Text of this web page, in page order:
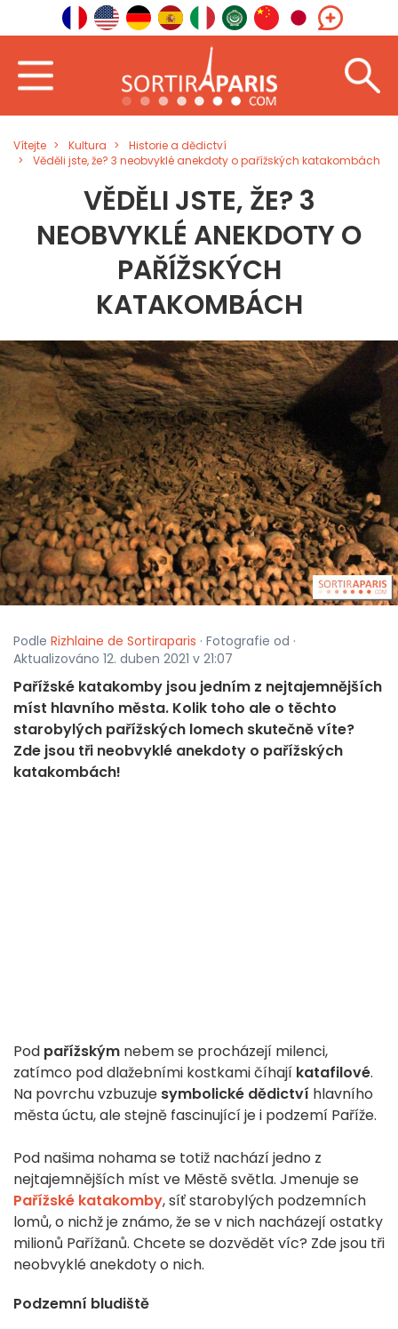
Vítejte Kultura
Historie a dědictví
Věděli jste, že? 3 neobvyklé anekdoty o pařížských katakombách
VĚDĚLI JSTE, ŽE? 3
NEOBVYKLÉ ANEKDOTY O
PAŘÍŽSKÝCH
KATAKOMBÁCH
Podle Rizhlaine de Sortiraparis · Fotografie od ·
Aktualizováno 12. duben 2021 v 21:07
Pařížské katakomby jsou jedním z nejtajemnějších
míst hlavního města. Kolik toho ale o těchto
starobylých pařížských lomech skutečně víte?
Zde jsou tři neobvyklé anekdoty o pařížských
katakombách!
Pod pařížským nebem se procházejí milenci,
zatímco pod dlažebními kostkami číhají katafilové.
Na povrchu vzbuzuje symbolické dědictví hlavního
města úctu, ale stejně fascinující je i podzemí Paříže.
Pod našima nohama se totiž nachází jedno z
nejtajemnějších míst ve Městě světla. Jmenuje se
Pařížské katakomby, síť starobylých podzemních
lomů, o nichž je známo, že se v nich nacházejí ostatky
milionů Pařížanů. Chcete se dozvědět víc? Zde jsou tři
neobvyklé anekdoty o nich.
Podzemní bludiště